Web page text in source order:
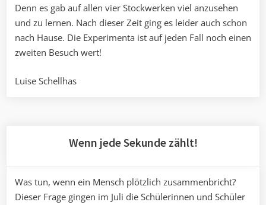
Denn es gab auf allen vier Stockwerken viel anzusehen
und zu lernen. Nach dieser Zeit ging es leider auch schon
nach Hause. Die Experimenta ist auf jeden Fall noch einen
zweiten Besuch wert!
Luise Schellhas
Wenn jede Sekunde zählt!
Was tun, wenn ein Mensch plötzlich zusammenbricht?
Dieser Frage gingen im Juli die Schülerinnen und Schüler